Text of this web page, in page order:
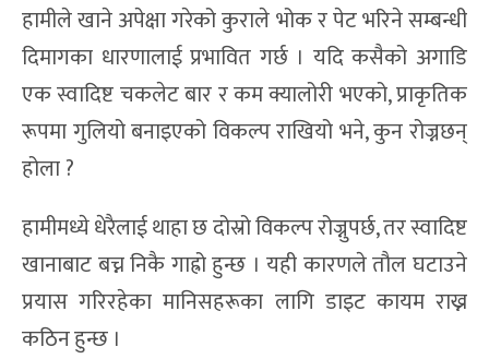
हामीले खाने अपेक्षा गरेको कुराले भोक र पेट भरिने सम्बन्धी
दिमागका धारणालाई प्रभावित गर्छ । यदि कसैको अगाडि
एक स्वादिष्ट चकलेट बार र कम क्यालोरी भएको, प्राकृतिक
रूपमा गुलियो बनाइएको विकल्प राखियो भने, कुन रोज्नछन्
होला ?
हामीमध्ये धेरैलाई थाहा छ दोस्रो विकल्प रोज्नुपर्छ, तर स्वादिष्ट
खानाबाट बच्न निकै गाह्रो हुन्छ । यही कारणले तौल घटाउने
प्रयास गरिरहेका मानिसहरूका लागि डाइट कायम राख्न
कठिन हुन्छ ।